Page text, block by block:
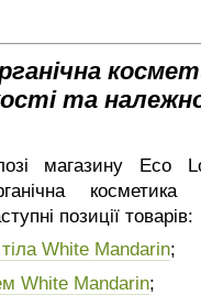
та
магазину Eco
косметика
позиції товарів:
White Mandarin;
White Mandarin;